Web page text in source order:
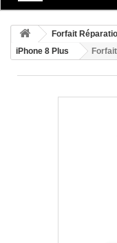
HOME
ACCUEIL
SMARTPHONE ET
ASSISTANCE
RÉPARATION DE PC À
Forfait
iPhone 8 Plus